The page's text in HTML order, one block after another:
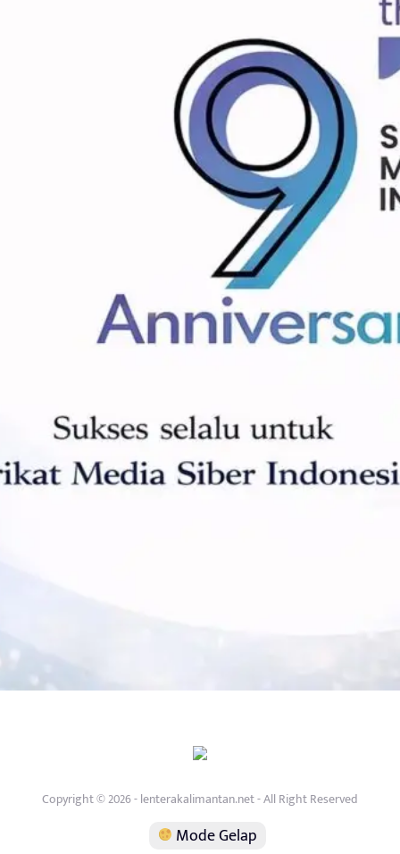
Copyright © 2026 - lenterakalimantan.net - All Right Reserved
Mode Gelap